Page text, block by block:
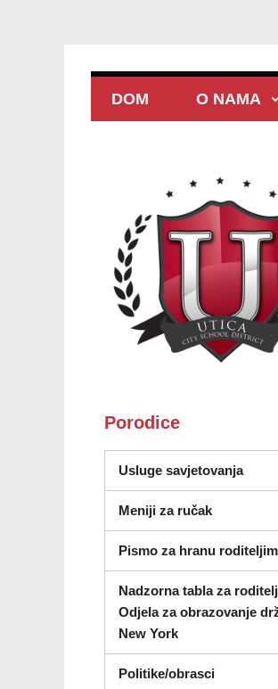
DOM O NAMA
Porodice
Usluge savjetovanja
Meniji za ručak
Pismo za hranu
Nadzorna tabla za
Odjela za obrazovanje
New York(otvara se u
Politike/obrasci